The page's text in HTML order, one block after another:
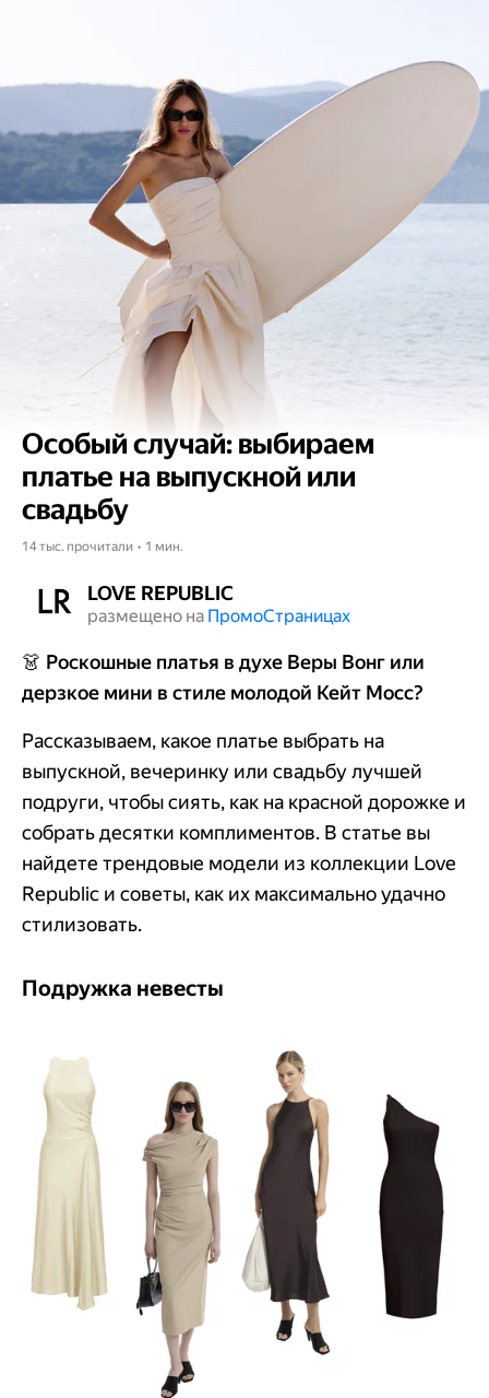
Особый случай: выбираем
платье на выпускной или
свадьбу
14 тыс. прочитали • 1 мин.
LOVE REPUBLIC
размещено на Промо​​​​​​​Страницах
👗 Роскошные платья в духе Веры Вонг или
дерзкое мини в стиле молодой Кейт Мосс?
Рассказываем, какое платье выбрать на
выпускной, вечеринку или свадьбу лучшей
подруги, чтобы сиять, как на красной дорожке и
собрать десятки комплиментов. В статье вы
найдете трендовые модели из коллекции Love
Republic и советы, как их максимально удачно
стилизовать.
Подружка невесты